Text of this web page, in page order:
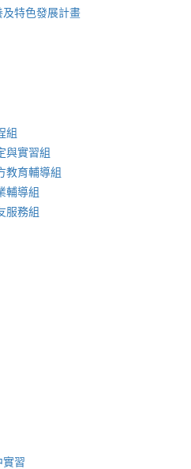
特色發展計畫
組
與實習組
教育輔導組
輔導組
服務組
實習